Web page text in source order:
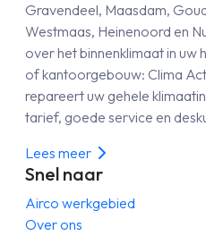
Gravendeel, Maasdam,
Westmaas, Heinenoord en
over het binnenklimaat in uw
of kantoorgebouw: Clima
repareert uw gehele
tarief, goede service en
Lees meer
Snel naar
Airco werkgebied
Over ons